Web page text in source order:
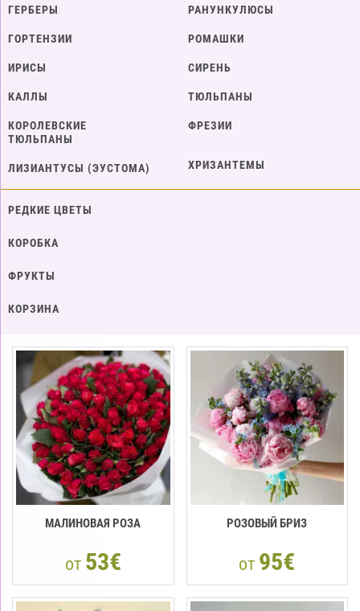
ГЕРБЕРЫ
ГОРТЕНЗИИ
ИРИСЫ
КАЛЛЫ
КОРОЛЕВСКИЕ
ТЮЛЬПАНЫ
ЛИЗИАНТУСЫ (ЭУСТОМА)
РАНУНКУЛЮСЫ
РОМАШКИ
СИРЕНЬ
ТЮЛЬПАНЫ
ФРЕЗИИ
ХРИЗАНТЕМЫ
РЕДКИЕ ЦВЕТЫ
КОРОБКА
ФРУКТЫ
КОРЗИНА
МАЛИНОВАЯ РОЗА
от 53€
РОЗОВЫЙ БРИЗ
от 95€